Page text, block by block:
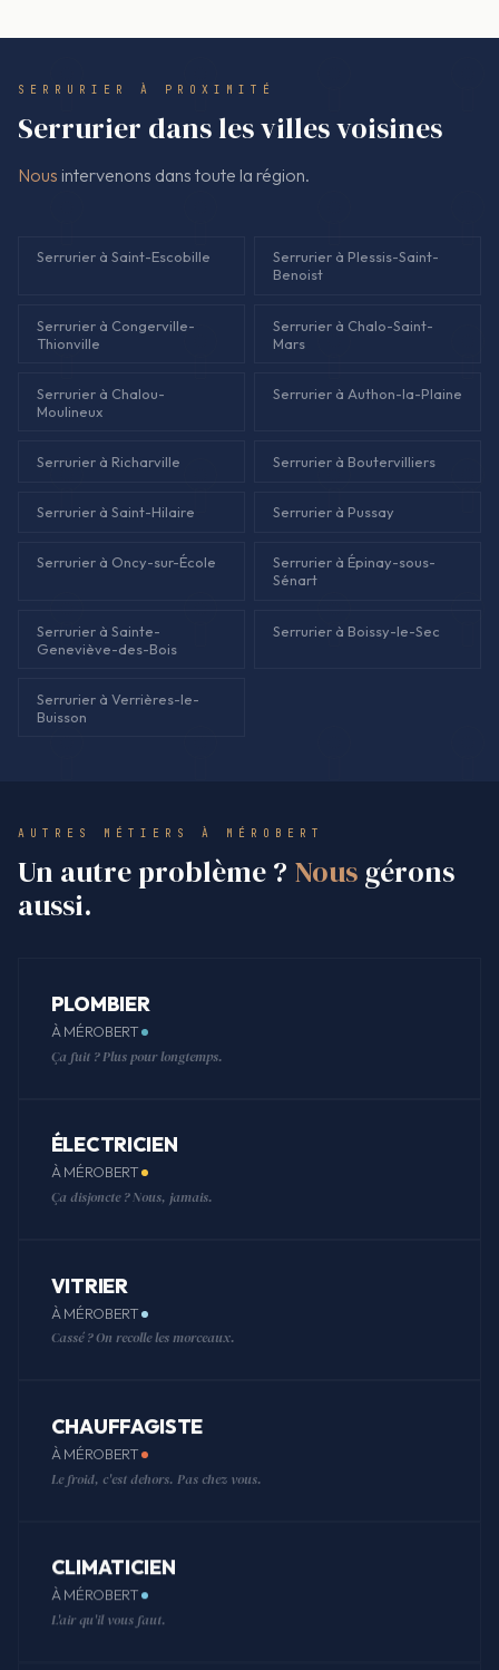
coup. S'il faut changer de méthode, cela se discute avant, et
SERRURIER À PROXIMITÉ
Serrurier dans les villes voisines
Nous intervenons dans toute la région.
Serrurier à Saint-Escobille
Serrurier à Plessis-Saint-
Benoist
Serrurier à Congerville-
Thionville
Serrurier à Chalo-Saint-
Mars
Serrurier à Chalou-
Moulineux
Serrurier à Authon-la-Plaine
Serrurier à Richarville Serrurier à Boutervilliers
Serrurier à Saint-Hilaire Serrurier à Pussay
Serrurier à Oncy-sur-École
Serrurier à Épinay-sous-
Sénart
Serrurier à Sainte-
Geneviève-des-Bois
Serrurier à Boissy-le-Sec
Serrurier à Verrières-le-
Buisson
AUTRES MÉTIERS À MÉROBERT
Un autre problème ? Nous gérons
aussi.
PLOMBIER
À MÉROBERT
Ça fuit ? Plus pour longtemps.
ÉLECTRICIEN
À MÉROBERT
Ça disjoncte ? Nous, jamais.
VITRIER
À MÉROBERT
Cassé ? On recolle les morceaux.
CHAUFFAGISTE
À MÉROBERT
Le froid, c'est dehors. Pas chez vous.
CLIMATICIEN
À MÉROBERT
L'air qu'il vous faut.